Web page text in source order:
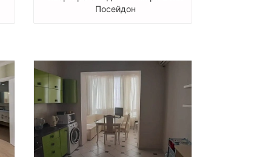
Посейдон